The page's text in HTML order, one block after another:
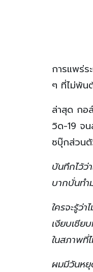
การแพร่ร
ๆ ที่ไม่พ้น
ล่าสุด กอ
วิด-19 จน
ซบุ๊กส่วน
บันทึกไว้
บากบั่นท
ใครจะรู้ว่
เงียบเชีย
ในสภาพที่
ผมมีวันหยุ